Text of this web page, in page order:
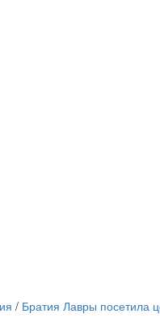
/ Братия Лавры посетила